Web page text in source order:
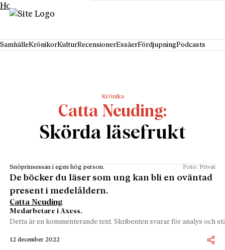
Hoppa till innehåll
SamhälleKrönikorKulturRecensionerEssäerFördjupningPodcasts
Krönika
Catta Neuding
Skörda läsefrukt
Snöprinsessan i egen hög person. Foto: Privat
De böcker du läser som ung kan bli en oväntad
present i medelåldern.
Catta Neuding
Medarbetare i Axess.
Detta är en kommenterande text. Skribenten svarar för analys och
12 december 2022